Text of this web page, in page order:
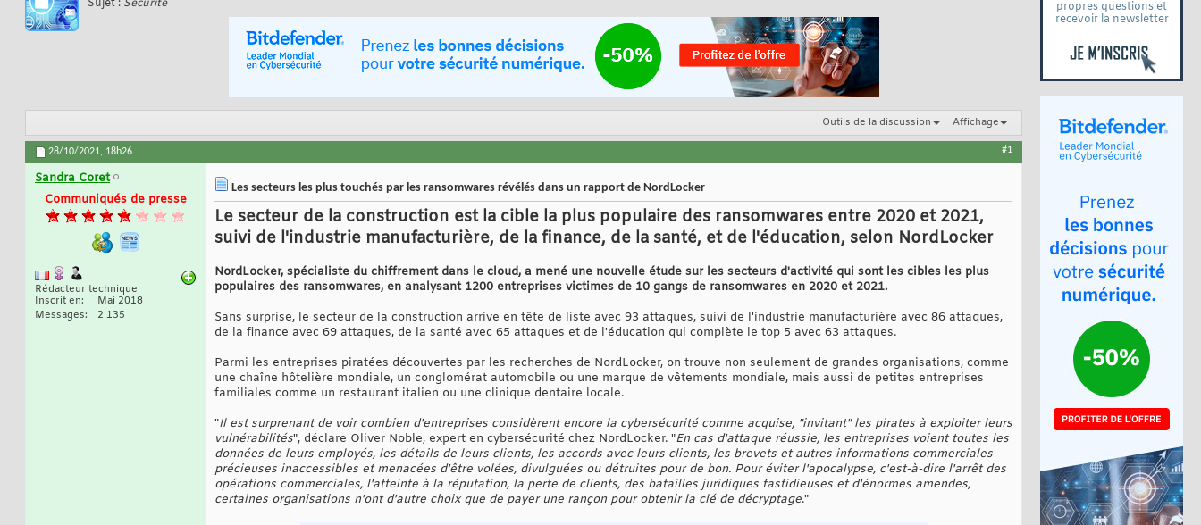
propres questions et
recevoir la newsletter
Sujet : Sécurité
Outils de la discussion Affichage
28/10/2021, 18h26 #1
Sandra Coret
Communiqués de presse
Rédacteur technique
Inscrit en
Mai 2018
Messages
2 135
Les secteurs les plus touchés par les ransomwares révélés dans un rapport de NordLocker
Le secteur de la construction est la cible la plus populaire des ransomwares entre 2020 et 2021,
suivi de l'industrie manufacturière, de la finance, de la santé, et de l'éducation, selon NordLocker
NordLocker, spécialiste du chiffrement dans le cloud, a mené une nouvelle étude sur les secteurs d'activité qui sont les cibles les plus
populaires des ransomwares, en analysant 1200 entreprises victimes de 10 gangs de ransomwares en 2020 et 2021.
Sans surprise, le secteur de la construction arrive en tête de liste avec 93 attaques, suivi de l'industrie manufacturière avec 86 attaques,
de la finance avec 69 attaques, de la santé avec 65 attaques et de l'éducation qui complète le top 5 avec 63 attaques.
Parmi les entreprises piratées découvertes par les recherches de NordLocker, on trouve non seulement de grandes organisations, comme
une chaîne hôtelière mondiale, un conglomérat automobile ou une marque de vêtements mondiale, mais aussi de petites entreprises
familiales comme un restaurant italien ou une clinique dentaire locale.
"Il est surprenant de voir combien d'entreprises considèrent encore la cybersécurité comme acquise, "invitant" les pirates à exploiter leurs
vulnérabilités", déclare Oliver Noble, expert en cybersécurité chez NordLocker. "En cas d'attaque réussie, les entreprises voient toutes les
données de leurs employés, les détails de leurs clients, les accords avec leurs clients, les brevets et autres informations commerciales
précieuses inaccessibles et menacées d'être volées, divulguées ou détruites pour de bon. Pour éviter l'apocalypse, c'est-à-dire l'arrêt des
opérations commerciales, l'atteinte à la réputation, la perte de clients, des batailles juridiques fastidieuses et d'énormes amendes,
certaines organisations n'ont d'autre choix que de payer une rançon pour obtenir la clé de décryptage."